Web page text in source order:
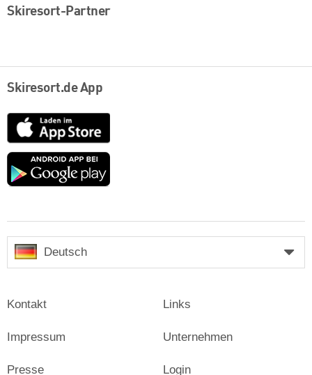
Skiresort-Partner
Skiresort.de App
App
Store
Google
Deutsch
Kontakt
Impressum
Presse
Links
Unternehmen
Login